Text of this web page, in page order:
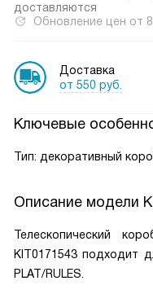
доставляются
Обновление цен от
Доставка
от 550 руб.
Ключевые
Тип: декоративный
Описание модели
Телескопический
KIT0171543 подходит
PLAT/RULES.